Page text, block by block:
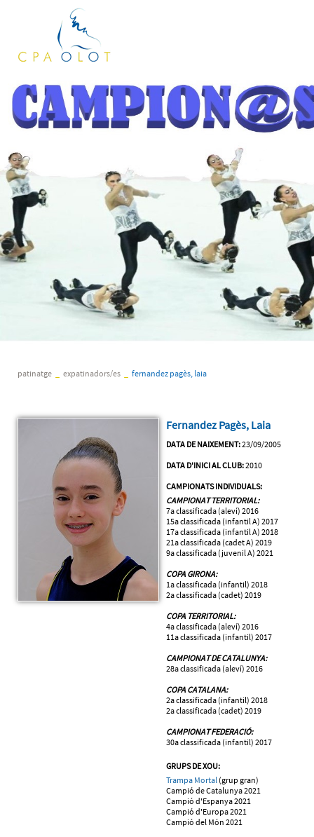
patinatge expatinadors/es fernandez pagès, laia
Fernandez Pagès, Laia
DATA DE NAIXEMENT:23/09/2005
DATA D'INICI AL CLUB:2010
CAMPIONATS INDIVIDUALS:
CAMPIONAT TERRITORIAL:
7a classificada (aleví) 2016
15a classificada (infantil A) 2017
17a classificada (infantil A) 2018
21a classificada (cadet A) 2019
9a classificada (juvenil A) 2021
COPA GIRONA:
1a classificada (infantil) 2018
2a classificada (cadet) 2019
COPA TERRITORIAL:
4a classificada (aleví) 2016
11a classificada (infantil) 2017
CAMPIONAT DE CATALUNYA:
28a classificada (aleví) 2016
COPA CATALANA:
2a classificada (infantil) 2018
2a classificada (cadet) 2019
CAMPIONAT FEDERACIÓ:
30a classificada (infantil) 2017
GRUPS DE XOU:
Trampa Mortal(grup gran)
Campió de Catalunya 2021
Campió d'Espanya 2021
Campió d'Europa 2021
Campió del Món 2021